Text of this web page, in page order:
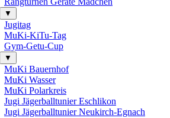
▼
Jugitag
MuKi-KiTu-Tag
Gym-Getu-Cup
▼
MuKi Bauernhof
MuKi Wasser
MuKi Polarkreis
Jugi Jägerballtunier Eschlikon
Jugi Jägerballtunier Neukirch-Egnach